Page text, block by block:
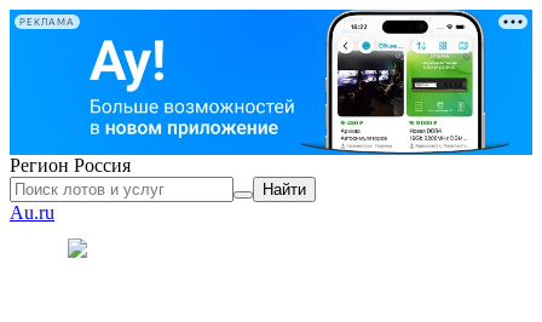
РЕКЛАМА
Регион Россия
Найти
Au.ru